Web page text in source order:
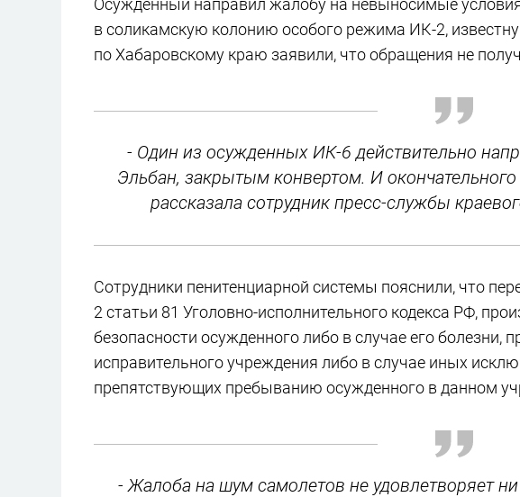
Осужденный направил жалобу на невыносимые
в соликамскую колонию особого режима ИК-2,
по Хабаровскому краю заявили, что обращения не
- Один из осужденных ИК-6 действительно
Эльбан, закрытым конвертом. И окончательного
рассказала сотрудник пресс-службы
Сотрудники пенитенциарной системы пояснили, что
2 статьи 81 Уголовно-исполнительного кодекса РФ,
безопасности осужденного либо в случае его болезни,
исправительного учреждения либо в случае иных
препятствующих пребыванию осужденного в данном
- Жалоба на шум самолетов не удовлетворяет